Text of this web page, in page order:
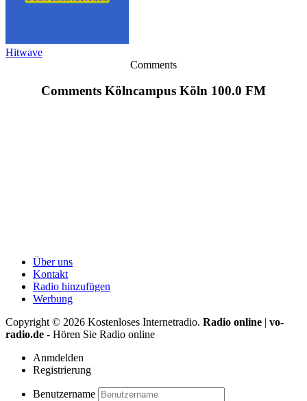
Hitwave
Comments
Comments Kölncampus Köln 100.0 FM
Über uns
Kontakt
Radio hinzufügen
Werbung
Copyright © 2026 Kostenloses Internetradio. Radio online | vo-
radio.de - Hören Sie Radio online
Anmdelden
Registrierung
Benutzername